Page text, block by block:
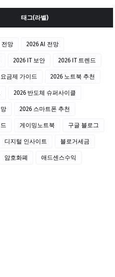
태그(라벨)
전망 2026 AI 전망
2026 IT 보안 2026 IT 트렌드
금제 가이드 2026 노트북 추천
2026 반도체 슈퍼사이클
2026 스마트폰 추천
게이밍노트북 구글 블로그
디지털 인사이트 블로거세금
암호화폐 애드센스수익